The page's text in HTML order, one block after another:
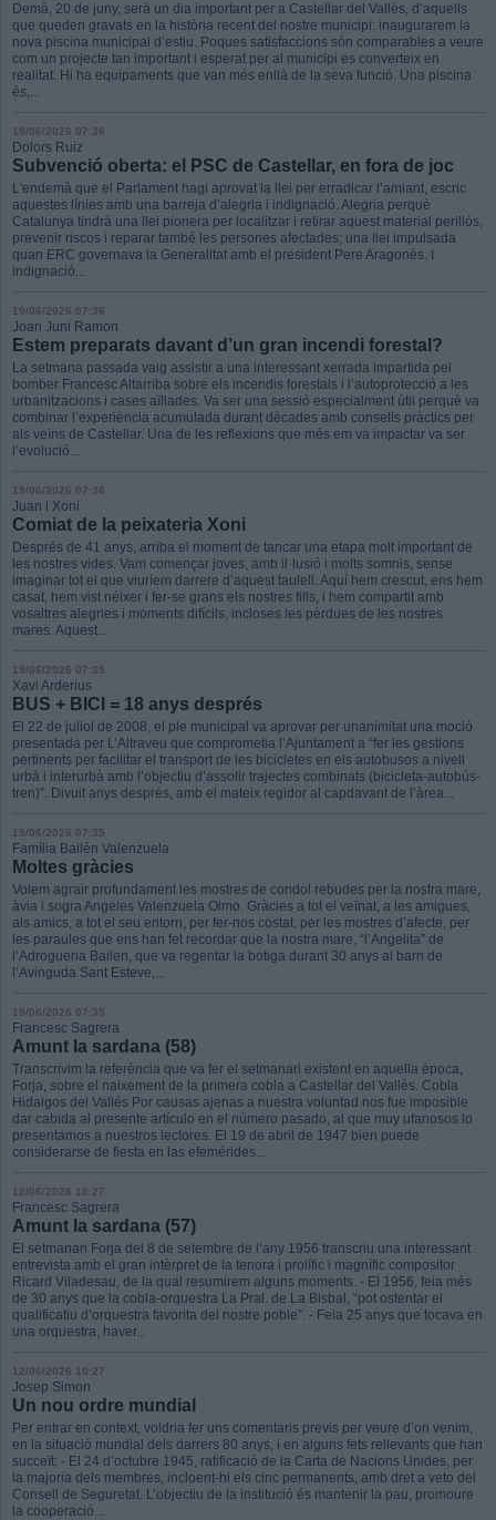
Demà, 20 de juny, serà un dia important per a Castellar del Vallès, d’aquells
que queden gravats en la història recent del nostre municipi: inaugurarem la
nova piscina municipal d’estiu. Poques satisfaccions són comparables a veure
com un projecte tan important i esperat per al municipi es converteix en
realitat. Hi ha equipaments que van més enllà de la seva funció. Una piscina
és,...
19/06/2026 07:36
Dolors Ruiz
Subvenció oberta: el PSC de Castellar, en fora de joc
L'endemà que el Parlament hagi aprovat la llei per erradicar l’amiant, escric
aquestes línies amb una barreja d’alegria i indignació. Alegria perquè
Catalunya tindrà una llei pionera per localitzar i retirar aquest material perillós,
prevenir riscos i reparar també les persones afectades; una llei impulsada
quan ERC governava la Generalitat amb el president Pere Aragonès. I
indignació...
19/06/2026 07:36
Joan Juni Ramon
Estem preparats davant d’un gran incendi forestal?
La setmana passada vaig assistir a una interessant xerrada impartida pel
bomber Francesc Altarriba sobre els incendis forestals i l’autoprotecció a les
urbanitzacions i cases aïllades. Va ser una sessió especialment útil perquè va
combinar l’experiència acumulada durant dècades amb consells pràctics per
als veïns de Castellar. Una de les reflexions que més em va impactar va ser
l’evolució...
19/06/2026 07:36
Juan i Xoni
Comiat de la peixateria Xoni
Després de 41 anys, arriba el moment de tancar una etapa molt important de
les nostres vides. Vam començar joves, amb il·lusió i molts somnis, sense
imaginar tot el que viuríem darrere d’aquest taulell. Aquí hem crescut, ens hem
casat, hem vist néixer i fer-se grans els nostres fills, i hem compartit amb
vosaltres alegries i moments difícils, incloses les pèrdues de les nostres
mares. Aquest...
19/06/2026 07:35
Xavi Arderius
BUS + BICI = 18 anys després
El 22 de juliol de 2008, el ple municipal va aprovar per unanimitat una moció
presentada per L’Altraveu que comprometia l’Ajuntament a “fer les gestions
pertinents per facilitar el transport de les bicicletes en els autobusos a nivell
urbà i interurbà amb l’objectiu d’assolir trajectes combinats (bicicleta-autobús-
tren)”. Divuit anys després, amb el mateix regidor al capdavant de l’àrea...
19/06/2026 07:35
Família Bailén Valenzuela
Moltes gràcies
Volem agrair profundament les mostres de condol rebudes per la nostra mare,
àvia i sogra Angeles Valenzuela Olmo. Gràcies a tot el veïnat, a les amigues,
als amics, a tot el seu entorn, per fer-nos costat, per les mostres d’afecte, per
les paraules que ens han fet recordar que la nostra mare, “l’Angelita” de
l’Adrogueria Bailen, que va regentar la botiga durant 30 anys al barri de
l’Avinguda Sant Esteve,...
19/06/2026 07:35
Francesc Sagrera
Amunt la sardana (58)
Transcrivim la referència que va fer el setmanari existent en aquella època,
Forja, sobre el naixement de la primera cobla a Castellar del Vallès. Cobla
Hidalgos del Vallés Por causas ajenas a nuestra voluntad nos fue imposible
dar cabida al presente artículo en el número pasado, al que muy ufanosos lo
presentamos a nuestros lectores. El 19 de abril de 1947 bien puede
considerarse de fiesta en las efemérides...
12/06/2026 10:27
Francesc Sagrera
Amunt la sardana (57)
El setmanari Forja del 8 de setembre de l’any 1956 transcriu una interessant
entrevista amb el gran intèrpret de la tenora i prolífic i magnífic compositor
Ricard Viladesau, de la qual resumirem alguns moments. - El 1956, feia més
de 30 anys que la cobla-orquestra La Pral. de La Bisbal, “pot ostentar el
qualificatiu d’orquestra favorita del nostre poble”. - Feia 25 anys que tocava en
una orquestra, haver...
12/06/2026 10:27
Josep Simon
Un nou ordre mundial
Per entrar en context, voldria fer uns comentaris previs per veure d’on venim,
en la situació mundial dels darrers 80 anys, i en alguns fets rellevants que han
succeït: - El 24 d’octubre 1945, ratificació de la Carta de Nacions Unides, per
la majoria dels membres, incloent-hi els cinc permanents, amb dret a veto del
Consell de Seguretat. L’objectiu de la institució és mantenir la pau, promoure
la cooperació...